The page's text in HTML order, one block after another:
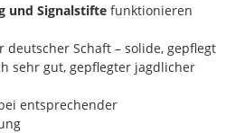
und Signalstifte funktionieren
deutscher Schaft – solide, gepflegt
sehr gut, gepflegter jagdlicher
entsprechender